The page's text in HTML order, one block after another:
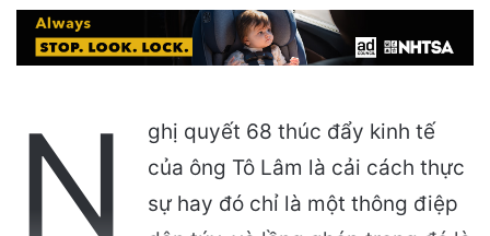
N
ghị quyết 68 thúc đẩy kinh tế
của ông Tô Lâm là cải cách thực
sự hay đó chỉ là một thông điệp